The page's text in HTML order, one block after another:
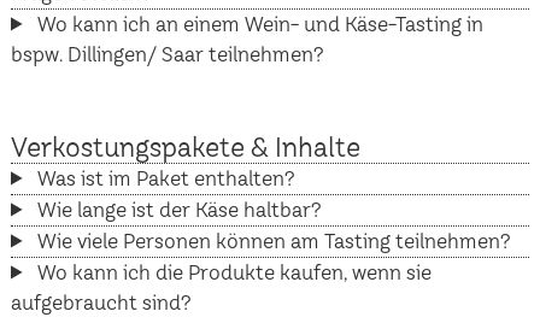
Wo kann ich an einem Wein- und Käse-Tasting in
bspw. Dillingen/ Saar teilnehmen?
Verkostungspakete & Inhalte
Was ist im Paket enthalten?
Wie lange ist der Käse haltbar?
Wie viele Personen können am Tasting teilnehmen?
Wo kann ich die Produkte kaufen, wenn sie
aufgebraucht sind?